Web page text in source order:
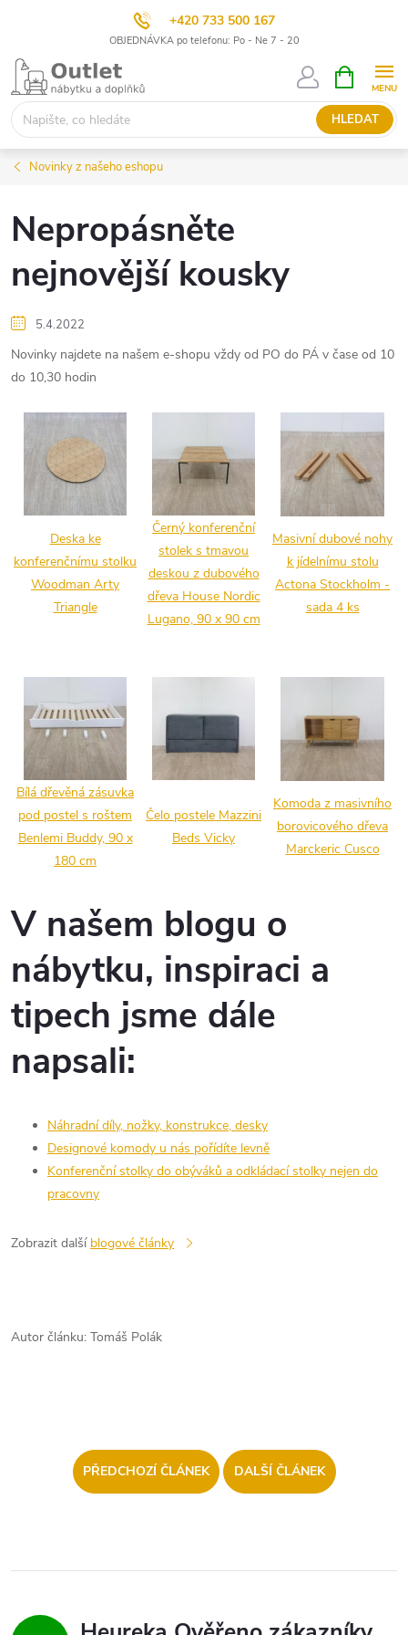
+420 733 500 167
OBJEDNÁVKA po telefonu: Po - Ne 7 - 20
Přejít
obsah
HLEDAT
NÁKUPNÍ
KOŠÍK
Novinky z našeho eshopu
Nepropásněte
nejnovější kousky
5.4.2022
Novinky najdete na našem e-shopu vždy od PO do PÁ v čase od 10
do 10,30 hodin
Deska ke
konferenčnímu stolku
Woodman Arty
Triangle
Černý konferenční
stolek s tmavou
deskou z dubového
dřeva House Nordic
Lugano, 90 x 90 cm
Masivní dubové nohy
k jídelnímu stolu
Actona Stockholm -
sada 4 ks
Bílá dřevěná zásuvka
pod postel s roštem
Benlemi Buddy, 90 x
180 cm
Čelo postele Mazzini
Beds Vicky
Komoda z masivního
borovicového dřeva
Marckeric Cusco
V našem blogu o
nábytku, inspiraci a
tipech jsme dále
napsali:
Náhradní díly, nožky, konstrukce, desky
Designové komody u nás pořídíte levně
Konferenční stolky do obýváků a odkládací stolky nejen do
pracovny
Zobrazit další blogové články
Autor článku: Tomáš Polák
PŘEDCHOZÍ ČLÁNEK DALŠÍ ČLÁNEK